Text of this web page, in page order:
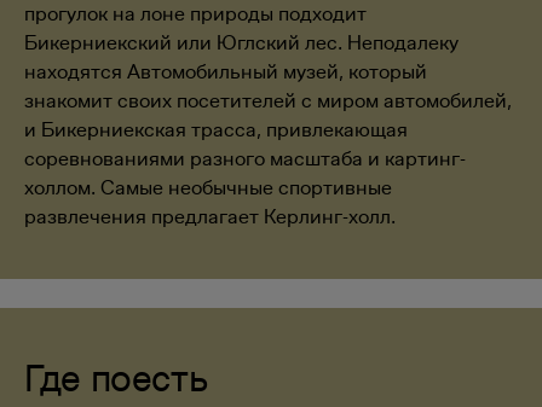
прогулок на лоне природы подходит
Бикерниекский или Юглский лес. Неподалеку
находятся Автомобильный музей, который
знакомит своих посетителей с миром автомобилей,
и Бикерниекская трасса, привлекающая
соревнованиями разного масштаба и картинг-
холлом. Самые необычные спортивные
развлечения предлагает Керлинг-холл.
Где поесть